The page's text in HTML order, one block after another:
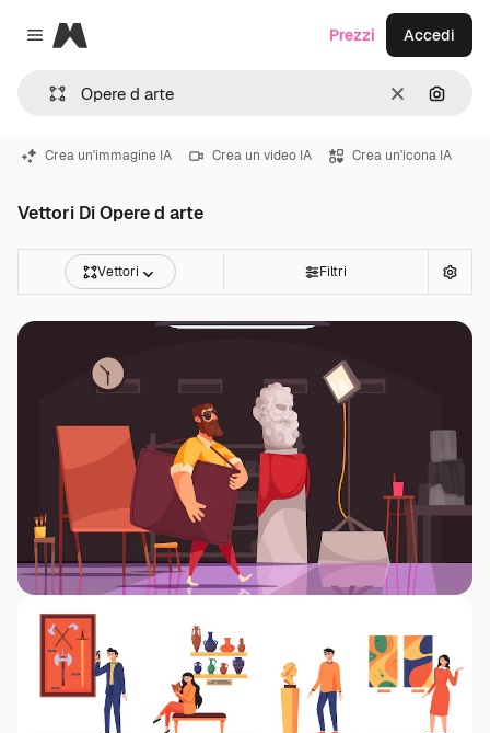
Close menu
Magnific
CancellaCerca
Prezzi Accedi
Crea un'immagine IA Crea un video IA Crea un'icona IA
Vettori Di Opere d arte
Vettori Filtri